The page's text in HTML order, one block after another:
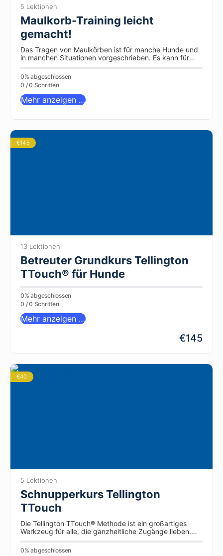
5 Lektionen
Maulkorb-Training leicht
gemacht!
Das Tragen von Maulkörben ist für manche Hunde und
in manchen Situationen vorgeschrieben. Es kann für
Hunde ein Alltags-Ding sein,…
0% abgeschlossen
0 / 0 Schritten
Mehr anzeigen …
€145
13 Lektionen
Betreuter Grundkurs Tellington
TTouch® für Hunde
0% abgeschlossen
0 / 0 Schritten
Mehr anzeigen …
€145
€40
5 Lektionen
Schnupperkurs Tellington
TTouch
Die Tellington TTouch® Methode ist ein großartiges
Werkzeug für alle, die ganzheitliche Zugänge lieben.
Sie basiert auf den vielseitigen Wechselwirkungen…
0% abgeschlossen